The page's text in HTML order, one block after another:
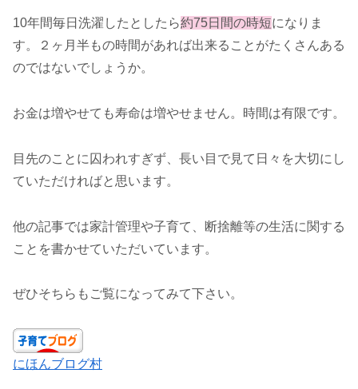
10年間毎日洗濯したとしたら約75日間の時短になりま
す。２ヶ月半もの時間があれば出来ることがたくさんある
のではないでしょうか。
お金は増やせても寿命は増やせません。時間は有限です。
目先のことに囚われすぎず、長い目で見て日々を大切にし
ていただければと思います。
他の記事では家計管理や子育て、断捨離等の生活に関する
ことを書かせていただいています。
ぜひそちらもご覧になってみて下さい。
にほんブログ村